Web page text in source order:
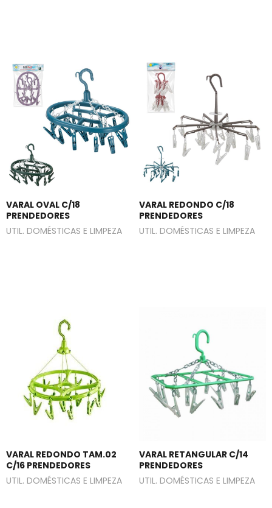
VARAL OVAL C/18
PRENDEDORES
UTIL. DOMÉSTICAS E LIMPEZA
VARAL REDONDO C/18
PRENDEDORES
UTIL. DOMÉSTICAS E LIMPEZA
VARAL REDONDO TAM.02
C/16 PRENDEDORES
UTIL. DOMÉSTICAS E LIMPEZA
VARAL RETANGULAR C/14
PRENDEDORES
UTIL. DOMÉSTICAS E LIMPEZA